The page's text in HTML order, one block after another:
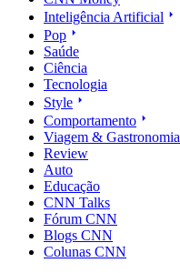
Inteligência Artificial
Pop
Saúde
Ciência
Tecnologia
Style
Comportamento
Viagem & Gastronomia
Review
Auto
Educação
CNN Talks
Fórum CNN
Blogs CNN
Colunas CNN